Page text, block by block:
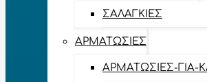
ΣΑΛΑΓΚΙΈΣ
ΑΡΜΑΤΩΣΙΈΣ
ΑΡΜΑΤΩΣΙΈΣ-ΓΙΑ-